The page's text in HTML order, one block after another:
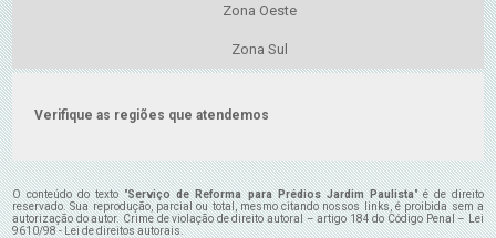
Zona Oeste
Zona Sul
Verifique as regiões que atendemos
O conteúdo do texto "Serviço de Reforma para Prédios Jardim Paulista" é de direito
reservado. Sua reprodução, parcial ou total, mesmo citando nossos links, é proibida sem a
autorização do autor. Crime de violação de direito autoral – artigo 184 do Código Penal –Lei
9610/98 - Lei de direitos autorais.